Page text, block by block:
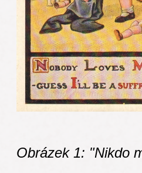
Obrázek 1: "Nikdo